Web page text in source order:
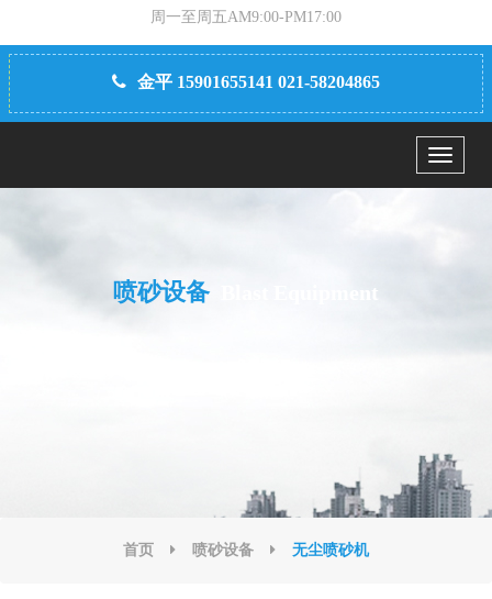
周一至周五AM9:00-PM17:00
Menu
金平 15901655141 021-58204865
喷砂设备 Blast Equipment
首页 喷砂设备 无尘喷砂机